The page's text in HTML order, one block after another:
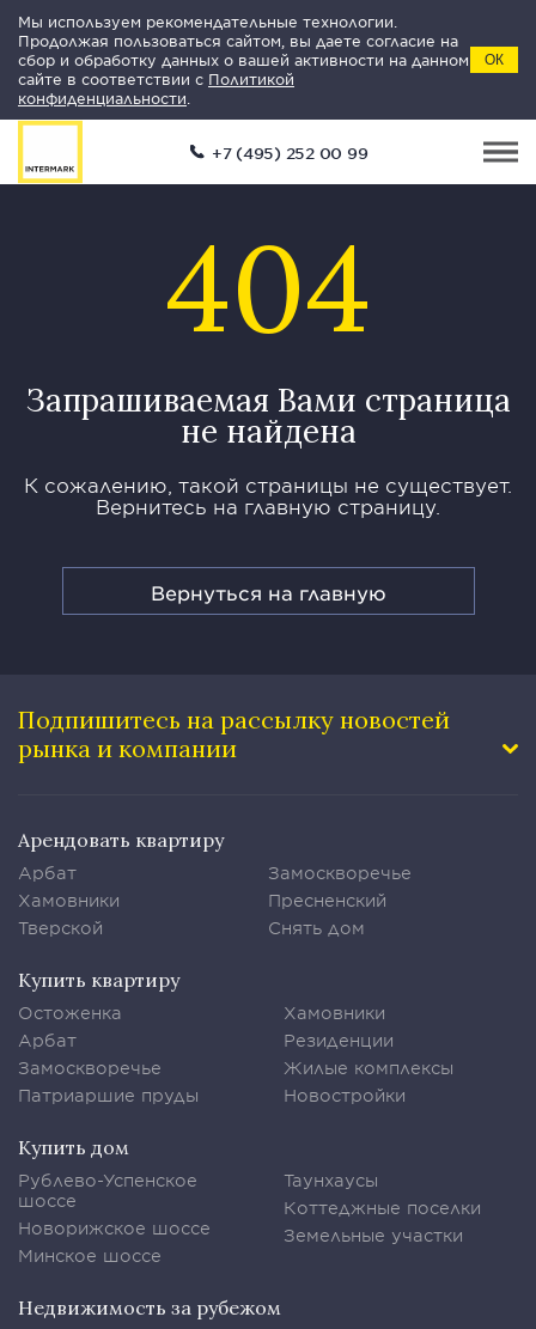
Мы используем рекомендательные технологии.
Продолжая пользоваться сайтом, вы даете согласие на
сбор и обработку данных о вашей активности на данном
сайте в соответствии с Политикой
конфиденциальности
ОК
+7 (495) 252 00 99
404
Запрашиваемая Вами страница
не найдена
К сожалению, такой страницы не существует.
Вернитесь на главную страницу.
Вернуться на главную
Подпишитесь на рассылку новостей
рынка и компании
Арендовать квартиру
Арбат
Хамовники
Тверской
Замоскворечье
Пресненский
Снять дом
Купить квартиру
Остоженка
Арбат
Замоскворечье
Патриаршие пруды
Хамовники
Резиденции
Жилые комплексы
Новостройки
Купить дом
Рублево-Успенское
шоссе
Новорижское шоссе
Минское шоссе
Таунхаусы
Коттеджные поселки
Земельные участки
Недвижимость за рубежом